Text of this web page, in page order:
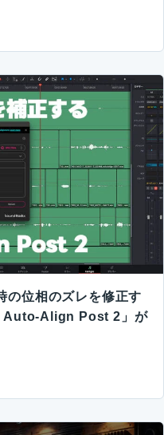
の位相のズレを修正す
Auto-Align Post 2」が